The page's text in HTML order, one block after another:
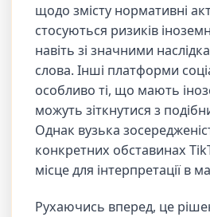
щодо змісту нормативні
стосуються ризиків
навіть зі значними
слова. Інші платформи
особливо ті, що мають
можуть зіткнутися з
Однак вузька
конкретних обставинах
місце для інтерпретації в
Рухаючись вперед, це